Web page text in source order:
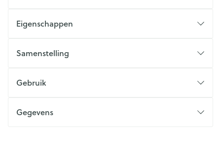
Eigenschappen
Samenstelling
Gebruik
Gegevens